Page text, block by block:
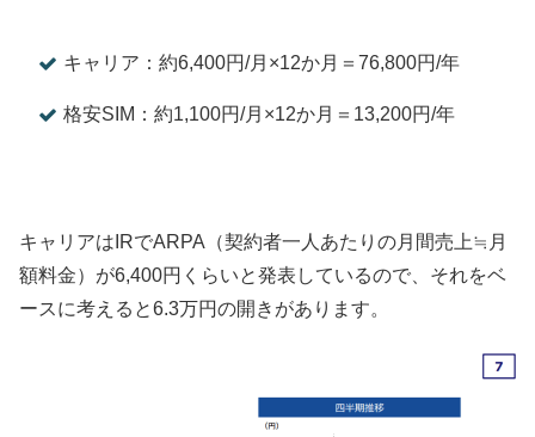
キャリア：約6,400円/月×12か月＝76,800円/年
格安SIM：約1,100円/月×12か月＝13,200円/年
キャリアはIRでARPA（契約者一人あたりの月間売上≒月
額料金）が6,400円くらいと発表しているので、それをベ
ースに考えると6.3万円の開きがあります。